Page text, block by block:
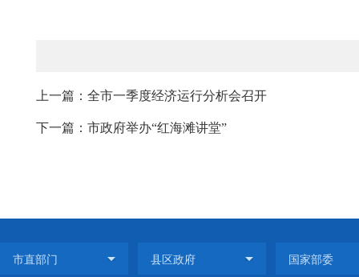
上一篇：全市一季度经济运行分析会召开
下一篇：市政府举办“红海滩讲堂”